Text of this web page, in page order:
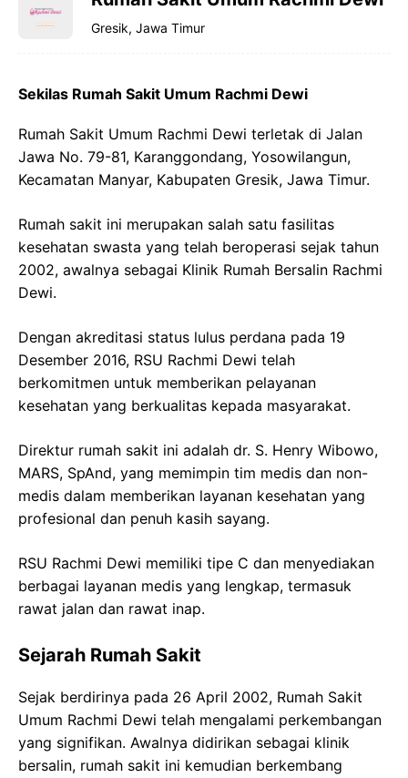
Gresik, Jawa Timur
Sekilas Rumah Sakit Umum Rachmi Dewi
Rumah Sakit Umum Rachmi Dewi terletak di Jalan
Jawa No. 79-81, Karanggondang, Yosowilangun,
Kecamatan Manyar, Kabupaten Gresik, Jawa Timur.
Rumah sakit ini merupakan salah satu fasilitas
kesehatan swasta yang telah beroperasi sejak tahun
2002, awalnya sebagai Klinik Rumah Bersalin Rachmi
Dewi.
Dengan akreditasi status lulus perdana pada 19
Desember 2016, RSU Rachmi Dewi telah
berkomitmen untuk memberikan pelayanan
kesehatan yang berkualitas kepada masyarakat.
Direktur rumah sakit ini adalah dr. S. Henry Wibowo,
MARS, SpAnd, yang memimpin tim medis dan non-
medis dalam memberikan layanan kesehatan yang
profesional dan penuh kasih sayang.
RSU Rachmi Dewi memiliki tipe C dan menyediakan
berbagai layanan medis yang lengkap, termasuk
rawat jalan dan rawat inap.
Sejarah Rumah Sakit
Sejak berdirinya pada 26 April 2002, Rumah Sakit
Umum Rachmi Dewi telah mengalami perkembangan
yang signifikan. Awalnya didirikan sebagai klinik
bersalin, rumah sakit ini kemudian berkembang